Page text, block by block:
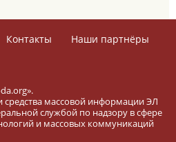
Контакты
Наши партнёры
средства массовой информации ЭЛ
службой по надзору в сфере
и массовых коммуникаций